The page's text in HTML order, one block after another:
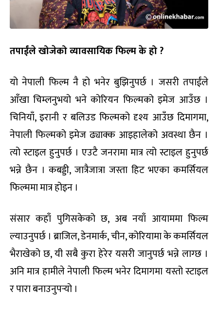
तपाईंले खोजेको व्यावसायिक फिल्म के हो?
यो नेपाली फिल्म नै हो भनेर बुझिनुपर्छ । जसरी तपाईंले
आँखा चिम्लनुभयो भने कोरियन फिल्मको इमेज आउँछ ।
चिनियाँ, इरानी र बलिउड फिल्मको दृश्य आउँछ दिमागमा,
नेपाली फिल्मको इमेज ढ्याक्क आइहालेको अवस्था छैन ।
त्यो स्टाइल हुनुपर्छ । एउटै जनरामा मात्र त्यो स्टाइल हुनुपर्छ
भन्ने छैन । कबड्डी, जात्रैजात्रा जस्ता हिट भएका कमर्सियल
फिल्ममा मात्र होइन ।
संसार कहाँ पुगिसकेको छ, अब नयाँ आयाममा फिल्म
ल्याउनुपर्छ । ब्राजिल, डेनमार्क, चीन, कोरियामा के कमर्सियल
भैराखेको छ, यी सबै कुरा हेरेर यसरी जानुपर्छ भन्ने लाग्छ ।
अनि मात्र हामीले नेपाली फिल्म भनेर दिमागमा यस्तो स्टाइल
र पारा बनाउनुपर्‍यो ।